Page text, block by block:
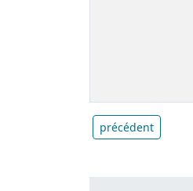
précédent